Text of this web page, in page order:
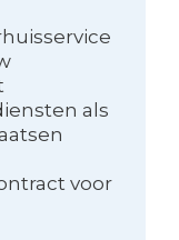
als
voor